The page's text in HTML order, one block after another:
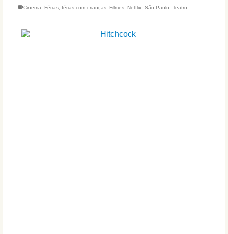
Cinema Férias férias com crianças Filmes Netflix São Paulo Teatro